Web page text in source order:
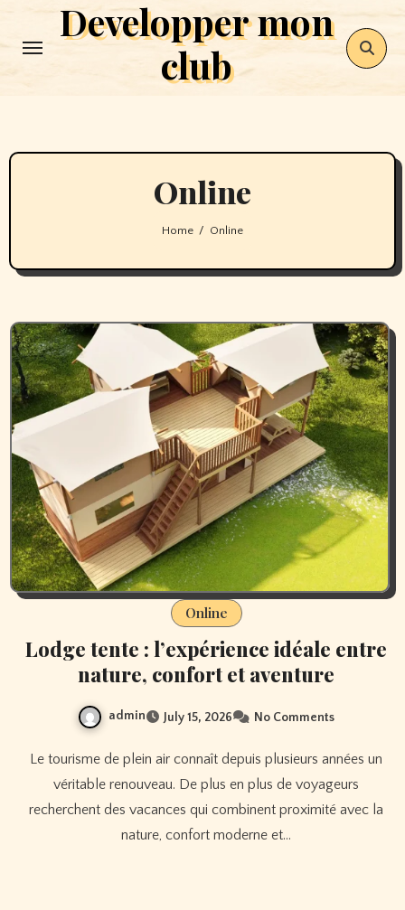
Developper mon
club
Online
Home Online
Online
Lodge tente : l’expérience idéale entre
nature, confort et aventure
admin July 15, 2026 No Comments
Le tourisme de plein air connaît depuis plusieurs années un
véritable renouveau. De plus en plus de voyageurs
recherchent des vacances qui combinent proximité avec la
nature, confort moderne et…